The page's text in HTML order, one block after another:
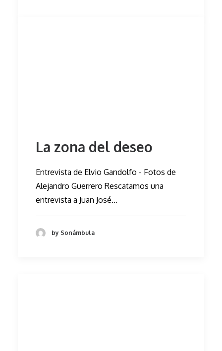
La zona del deseo
Entrevista de Elvio Gandolfo - Fotos de
Alejandro Guerrero Rescatamos una
entrevista a Juan José…
by Sonámbula